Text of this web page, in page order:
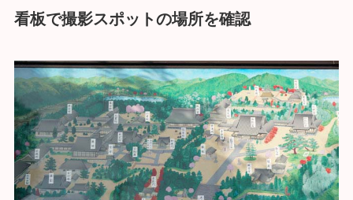
看板で撮影スポットの場所を確認